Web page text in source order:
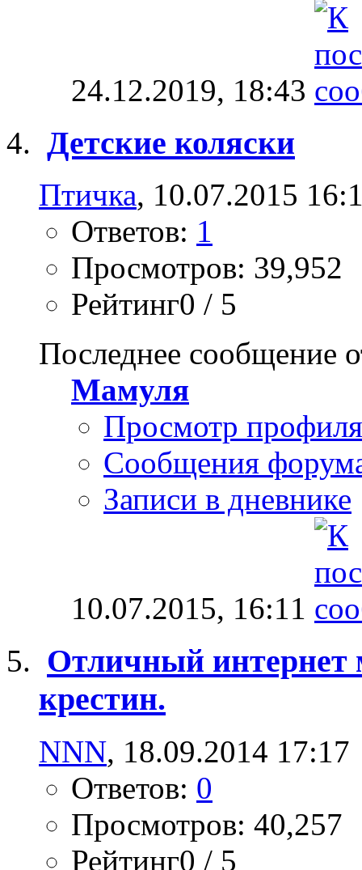
24.12.2019, 18:43
Детские коляски
Птичка, 10.07.2015
Ответов: 1
Просмотров: 39,952
Рейтинг0 / 5
Последнее сообщение
Мамуля
Просмотр профиля
Сообщения
Записи в дневнике
10.07.2015, 16:11
Отличный интернет
крестин.
NNN, 18.09.2014 17:17
Ответов: 0
Просмотров: 40,257
Рейтинг0 / 5